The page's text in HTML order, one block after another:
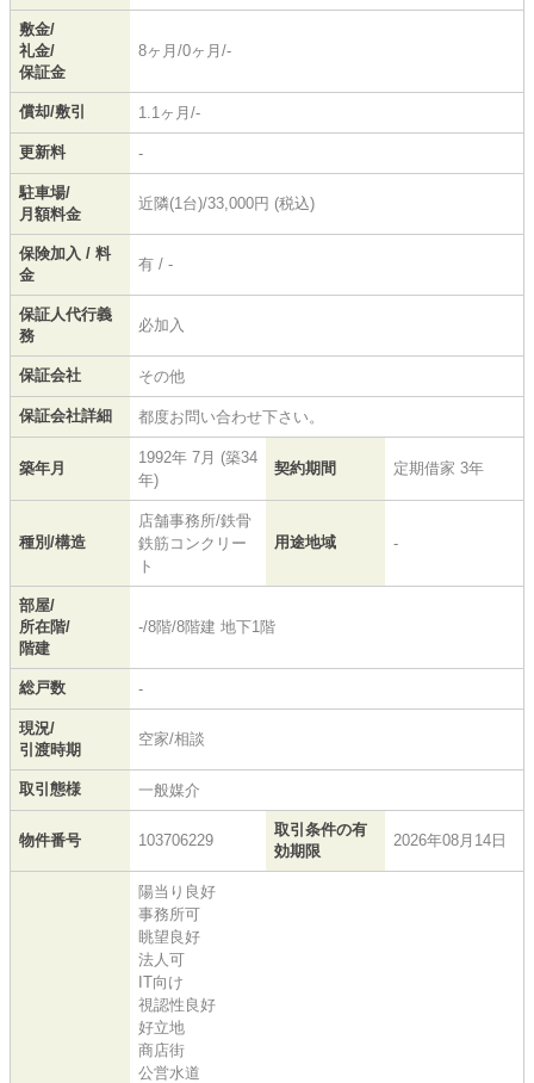
敷金/
礼金/
保証金
8ヶ月/0ヶ月/-
償却/敷引 1.1ヶ月/-
更新料 -
駐車場/
月額料金
近隣(1台)/33,000円 (税込)
保険加入 / 料
金
有 / -
保証人代行義
務
必加入
保証会社 その他
保証会社詳細 都度お問い合わせ下さい。
築年月
1992年 7月 (築34
年)
契約期間 定期借家 3年
種別/構造
店舗事務所/鉄骨
鉄筋コンクリー
ト
用途地域 -
部屋/
所在階/
階建
-/8階/8階建 地下1階
総戸数 -
現況/
引渡時期
空家/相談
取引態様 一般媒介
物件番号 103706229
取引条件の有
効期限
2026年08月14日
陽当り良好
事務所可
眺望良好
法人可
IT向け
視認性良好
好立地
商店街
公営水道